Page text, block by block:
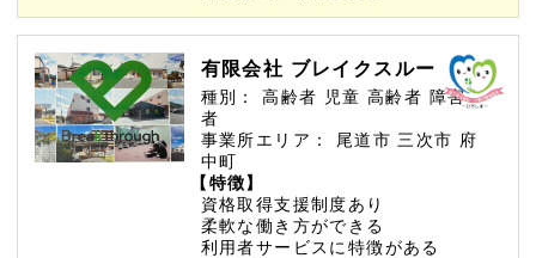
有限会社 ブレイクスルー
種別： 高齢者 児童高齢者 障害
者
事業所エリア：
尾道市 三次市 府
中町
【特徴】
資格取得支援制度あり
柔軟な働き方ができる
利用者サービスに特徴がある